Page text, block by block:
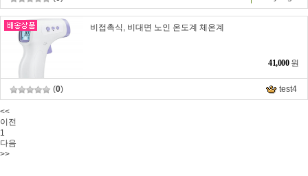
비접촉식, 비대면 노인 온도계 체온계
41,000 원
(0) test4
<<
이전
1
다음
>>